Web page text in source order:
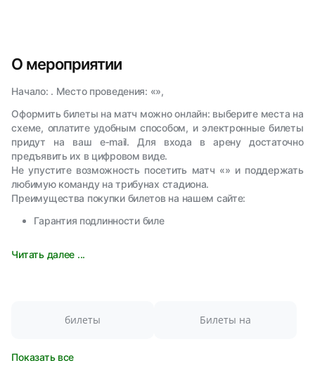
О мероприятии
Начало: . Место проведения: «»,
Оформить билеты на матч можно онлайн: выберите места на
схеме, оплатите удобным способом, и электронные билеты
придут на ваш e‑mail. Для входа в арену достаточно
предъявить их в цифровом виде.
Не упустите возможность посетить матч «» и поддержать
любимую команду на трибунах стадиона.
Преимущества покупки билетов на нашем сайте:
Гарантия подлинности биле
Читать далее ...
билеты Билеты на
Показать все